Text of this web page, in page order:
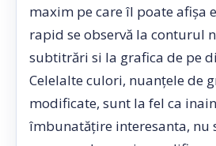
maxim pe care îl poate afișa
rapid se observă la conturul
subtitrări si la grafica de pe
Celelalte culori, nuanțele de
modificate, sunt la fel ca
îmbunatățire interesanta, nu